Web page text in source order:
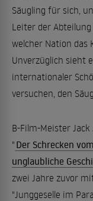
Säugling für sich,
Leiter der
welcher Nation das
Unverzüglich sieht
internationaler
versuchen, den
B-Film-Meister
" Der Schrecken
unglaubliche
zwei Jahre zuvor
"Junggeselle im